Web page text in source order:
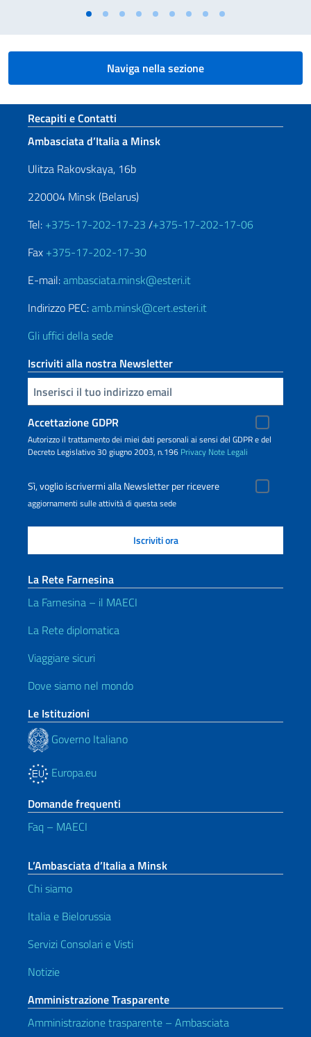
Naviga nella sezione
Sezione footer
Recapiti e Contatti
Ambasciata d’Italia a Minsk
Ulitza Rakovskaya, 16b
220004 Minsk (Belarus)
Tel: +375-17-202-17-23 /+375-17-202-17-06
Fax +375-17-202-17-30
E-mail:ambasciata.minsk@esteri.it
Indirizzo PEC:amb.minsk@cert.esteri.it
Gli uffici della sede
Iscriviti alla nostra Newsletter
Inserisci la tua email
Accettazione GDPR
Autorizzo il trattamento dei miei dati personali ai sensi del GDPR e del
Decreto Legislativo 30 giugno 2003, n.196 Privacy Note Legali
Sì, voglio iscrivermi alla Newsletter per ricevere
aggiornamenti sulle attività di questa sede
La Rete Farnesina
La Farnesina – il MAECI
La Rete diplomatica
Viaggiare sicuri
Dove siamo nel mondo
Le Istituzioni
Governo Italiano
Europa.eu
Domande frequenti
Faq – MAECI
L’Ambasciata d’Italia a Minsk
Chi siamo
Italia e Bielorussia
Servizi Consolari e Visti
Notizie
Amministrazione Trasparente
Amministrazione trasparente – Ambasciata